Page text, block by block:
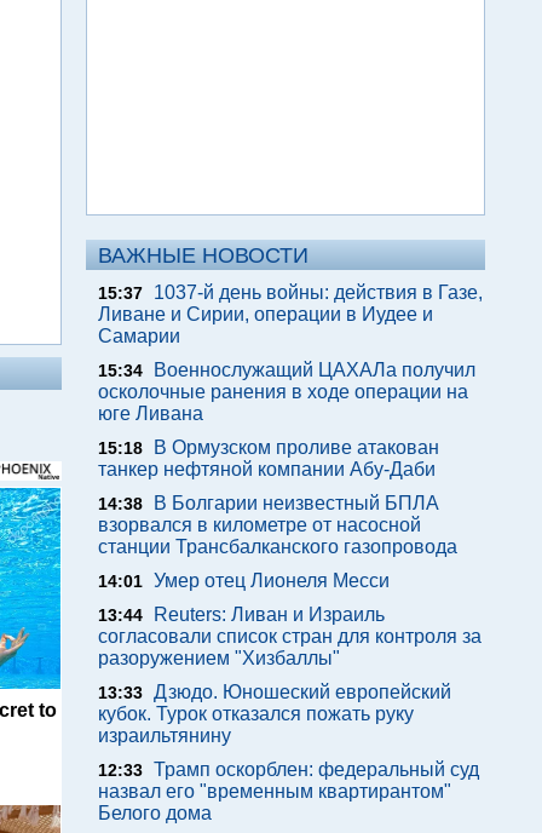
to
ВАЖНЫЕ НОВОСТИ
15:37
1037-й день войны: действия в Газе,
Ливане и Сирии, операции в Иудее и
Самарии
15:34
Военнослужащий ЦАХАЛа получил
осколочные ранения в ходе операции на
юге Ливана
15:18
В Ормузском проливе атакован
танкер нефтяной компании Абу-Даби
14:38
В Болгарии неизвестный БПЛА
взорвался в километре от насосной
станции Трансбалканского газопровода
14:01 Умер отец Лионеля Месси
13:44
Reuters: Ливан и Израиль
согласовали список стран для контроля за
разоружением "Хизбаллы"
13:33 Дзюдо. Юношеский европейский
кубок. Турок отказался пожать руку
израильтянину
12:33 Трамп оскорблен: федеральный суд
назвал его "временным квартирантом"
Белого дома